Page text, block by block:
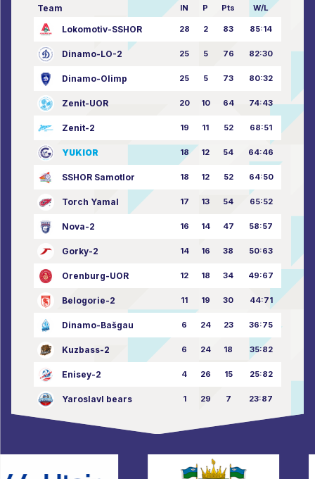
Team IN P Pts W/L
Lokomotiv-SSHOR 28 2 83 85:14
Dinamo-LO-2 25 5 76 82:30
Dinamo-Olimp 25 5 73 80:32
Zenit-UOR 20 10 64 74:43
Zenit-2 19 11 52 68:51
YUKIOR 18 12 54 64:46
SSHOR Samotlor 18 12 52 64:50
Torch Yamal 17 13 54 65:52
Nova-2 16 14 47 58:57
Gorky-2 14 16 38 50:63
Orenburg-UOR 12 18 34 49:67
Belogorie-2 11 19 30 44:71
Dinamo-Bašgau 6 24 23 36:75
Kuzbass-2 6 24 18 35:82
Enisey-2 4 26 15 25:82
Yaroslavl bears 1 29 7 23:87